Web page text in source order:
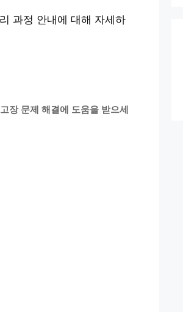
과정 안내에 대해 자세하
장 문제 해결에 도움을 받으세